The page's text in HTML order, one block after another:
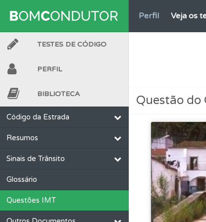
Perfil Veja os
Perfil Saiba no
Questões
Ajuda Use os
TESTES DE CÓDIGO
PERFIL
BIBLIOTECA
Código da Estrada
Resumos
Sinais de Trânsito
Glossário
Questões IMT
Questão